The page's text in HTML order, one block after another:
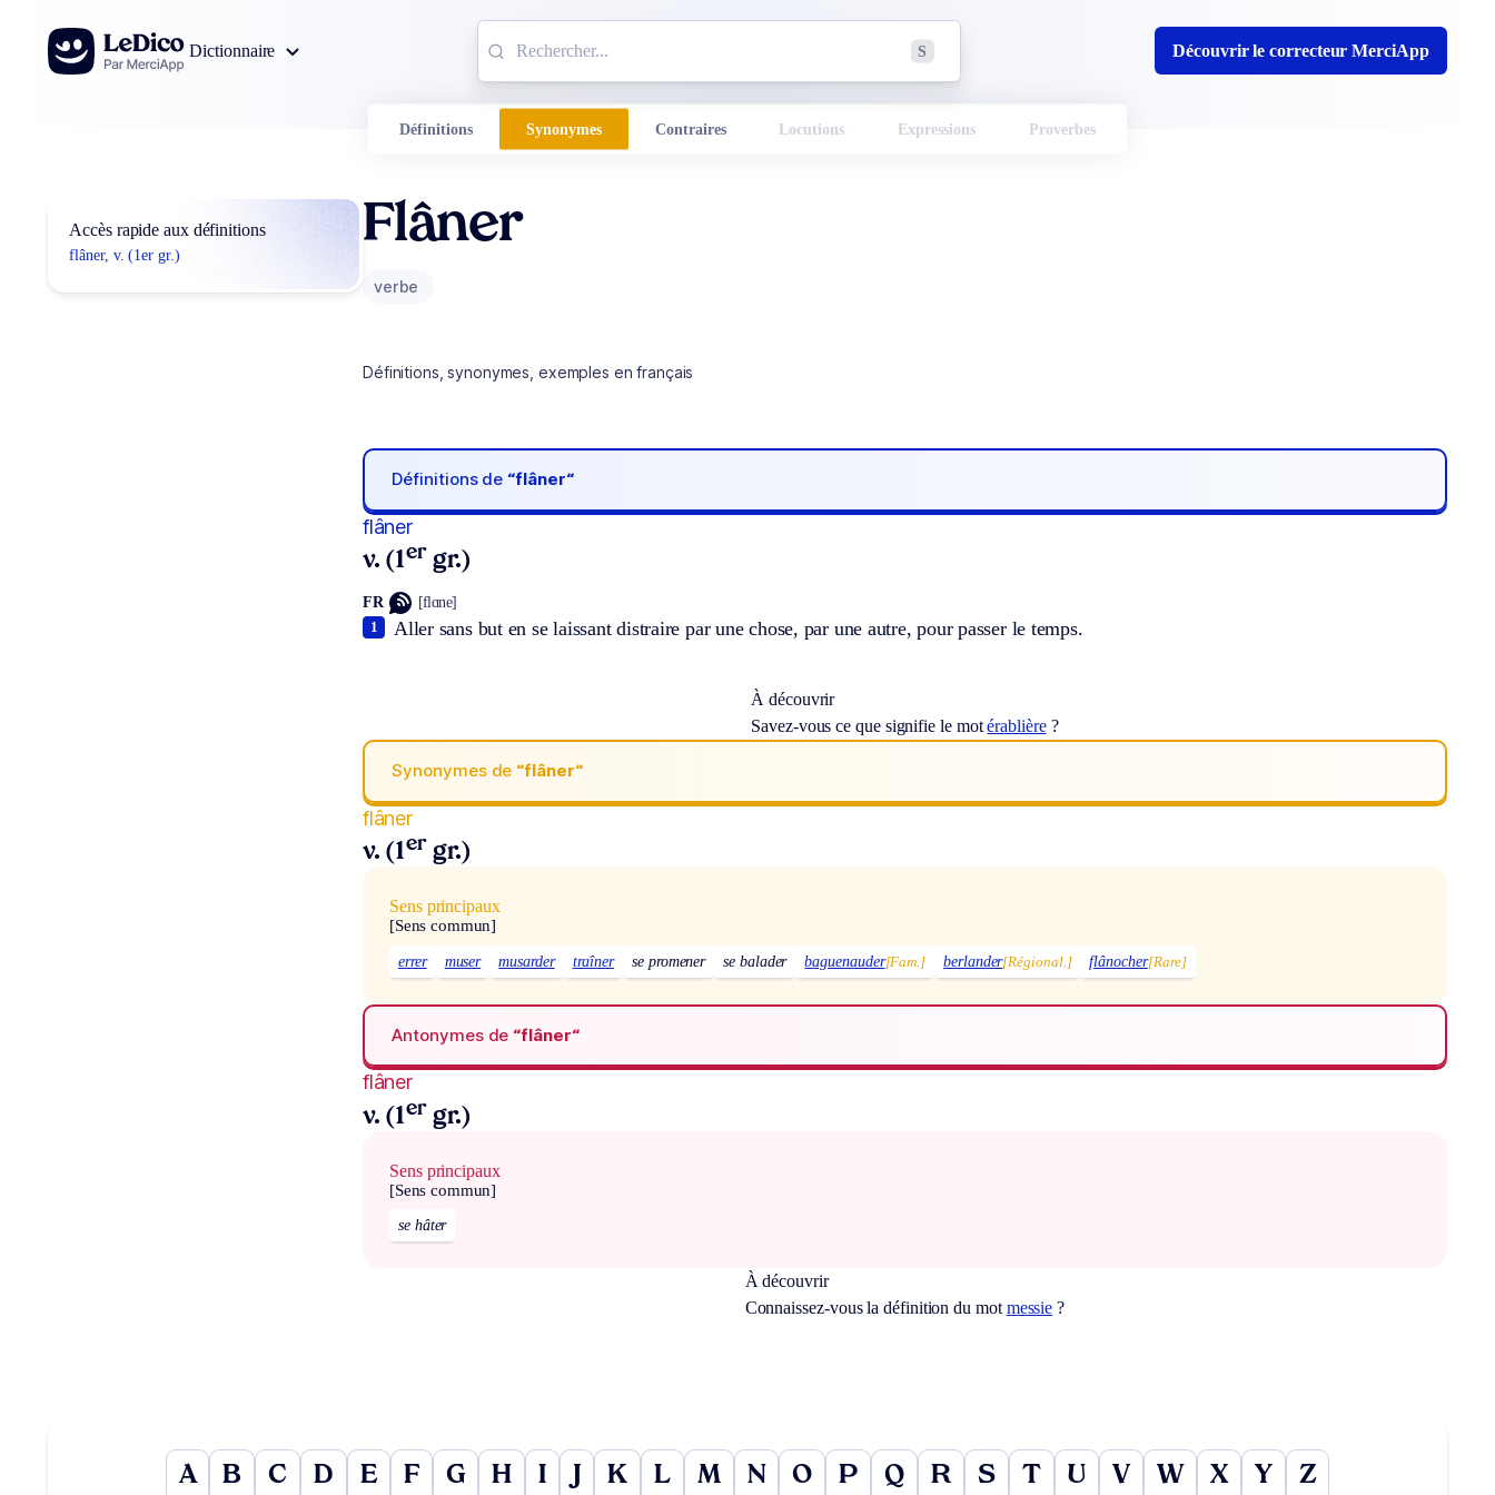
Aller au contenu
Dictionnaire
S Découvrir le correcteur MerciApp
Définitions Synonymes Contraires Locutions Expressions Proverbes
Accès rapide aux définitions
flâner, v. (1er gr.)
Flâner
verbe
Définitions, synonymes, exemples en français
Définitions de “flâner“
flâner
v. (1er gr.)
FR [flɑne]
Aller sans but en se laissant distraire par une chose, par une autre, pour passer le temps.
1
À découvrir
Savez-vous ce que signifie le motérablière?
Synonymes de “flâner“
flâner
v. (1er gr.)
Sens principaux
[Sens commun]
errer muser musarder traîner se promener se balader baguenauder[Fam.] berlander[Régional.] flânocher[Rare]
Antonymes de “flâner“
flâner
v. (1er gr.)
Sens principaux
[Sens commun]
se hâter
À découvrir
Connaissez-vous la définition du motmessie ?
A B C D E F G H I J K L M N O P Q R S T U V W X Y Z